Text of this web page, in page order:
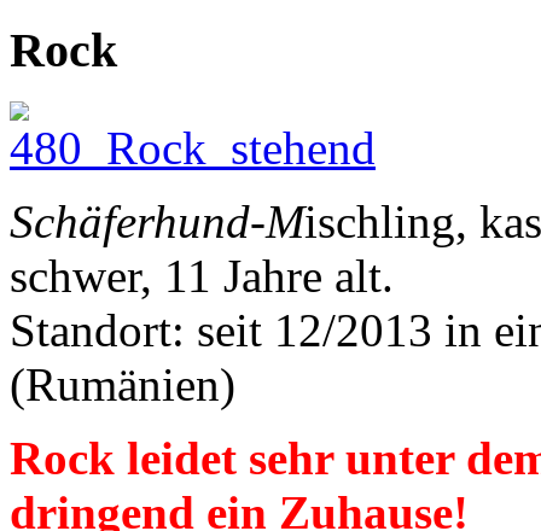
Rock
Schäferhund-Mischling,
schwer, 11 Jahre alt.
Standort: seit 12/2013 in
(Rumänien)
Rock leidet sehr unter
dringend ein Zuhause!